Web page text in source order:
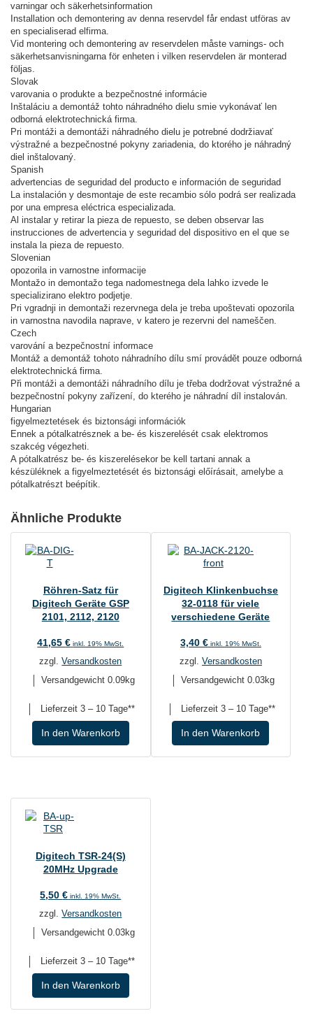
varningar och säkerhetsinformation
Installation och demontering av denna reservdel får endast utföras av
en specialiserad elfirma.
Vid montering och demontering av reservdelen måste varnings- och
säkerhetsanvisningarna för enheten i vilken reservdelen är monterad
följas.
Slovak
varovania o produkte a bezpečnostné informácie
Inštaláciu a demontáž tohto náhradného dielu smie vykonávať len
odborná elektrotechnická firma.
Pri montáži a demontáži náhradného dielu je potrebné dodržiavať
výstražné a bezpečnostné pokyny zariadenia, do ktorého je náhradný
diel inštalovaný.
Spanish
advertencias de seguridad del producto e información de seguridad
La instalación y desmontaje de este recambio sólo podrá ser realizada
por una empresa eléctrica especializada.
Al instalar y retirar la pieza de repuesto, se deben observar las
instrucciones de advertencia y seguridad del dispositivo en el que se
instala la pieza de repuesto.
Slovenian
opozorila in varnostne informacije
Montažo in demontažo tega nadomestnega dela lahko izvede le
specializirano elektro podjetje.
Pri vgradnji in demontaži rezervnega dela je treba upoštevati opozorila
in varnostna navodila naprave, v katero je rezervni del nameščen.
Czech
varování a bezpečnostní informace
Montáž a demontáž tohoto náhradního dílu smí provádět pouze odborná
elektrotechnická firma.
Při montáži a demontáži náhradního dílu je třeba dodržovat výstražné a
bezpečnostní pokyny zařízení, do kterého je náhradní díl instalován.
Hungarian
figyelmeztetések és biztonsági információk
Ennek a pótalkatrésznek a be- és kiszerelését csak elektromos
szakcég végezheti.
A pótalkatrész be- és kiszerelésekor be kell tartani annak a
készüléknek a figyelmeztetését és biztonsági előírásait, amelybe a
pótalkatrészt beépítik.
Ähnliche Produkte
Röhren-Satz für
Digitech Geräte GSP
2101, 2112, 2120
41,65€ inkl. 19% MwSt.
zzgl.Versandkosten
Versandgewicht 0.09kg
Lieferzeit3 – 10 Tage**
In den Warenkorb
Digitech Klinkenbuchse
32-0118 für viele
verschiedene Geräte
3,40 € inkl. 19% MwSt.
zzgl. Versandkosten
Versandgewicht 0.03kg
Lieferzeit 3 – 10 Tage**
In den Warenkorb
Digitech TSR-24(S)
20MHz Upgrade
5,50€ inkl. 19% MwSt.
zzgl.Versandkosten
Versandgewicht 0.03kg
Lieferzeit3 – 10 Tage**
In den Warenkorb